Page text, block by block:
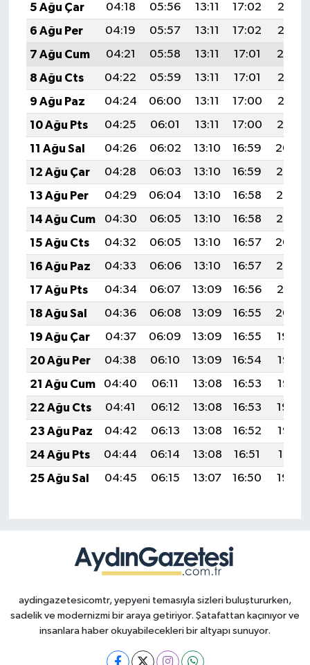
5 Ağu Çar
04:18 05:56 13:11 17:02
20:16
6 Ağu Per
04:19 05:57 13:11 17:02
20:15
7 Ağu Cum
04:21 05:58 13:11 17:01
20:14
8 Ağu Cts
04:22 05:59 13:11 17:01
20:13
9 Ağu Paz
04:24 06:00 13:11 17:00
20:12
10 Ağu Pts
04:25 06:01 13:11 17:00
20:10
11 Ağu Sal
04:26 06:02 13:10 16:59
20:09
12 Ağu Çar
04:28 06:03 13:10 16:59
20:08
13 Ağu Per
04:29 06:04 13:10 16:58
20:07
14 Ağu Cum
04:30 06:05 13:10 16:58
20:05
15 Ağu Cts
04:32 06:05 13:10 16:57
20:04
16 Ağu Paz
04:33 06:06 13:10 16:57
20:03
17 Ağu Pts
04:34 06:07 13:09 16:56
20:01
18 Ağu Sal
04:36 06:08 13:09 16:55
20:00
19 Ağu Çar
04:37 06:09 13:09 16:55
19:59
20 Ağu Per
04:38 06:10 13:09 16:54
19:57
21 Ağu Cum
04:40 06:11 13:08 16:53
19:56
22 Ağu Cts
04:41 06:12 13:08 16:53
19:54
23 Ağu Paz
04:42 06:13 13:08 16:52
19:53
24 Ağu Pts
04:44 06:14 13:08 16:51
19:51
25 Ağu Sal
04:45 06:15 13:07 16:50 19:50
aydingazetesicomtr, yepyeni temasıyla sizleri buluştururken,
sadelik ve modernizmi bir araya getiriyor. Şatafattan kaçınıyor ve
insanlara haber okuyabilecekleri bir altyapı sunuyor.